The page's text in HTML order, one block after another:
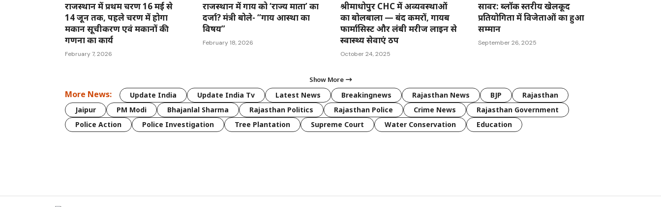
राजस्थान में प्रथम चरण 16 मई से
14 जून तक, पहले चरण में होगा
मकान सूचीकरण एवं मकानों की
गणना का कार्य
February 7, 2026
राजस्थान में गाय को ‘राज्य माता’ का
दर्जा? मंत्री बोले- “गाय आस्था का
विषय”
February 18, 2026
श्रीमाधोपुर CHC में अव्यवस्थाओं
का बोलबाला — बंद कमरों, गायब
फार्मासिस्ट और लंबी मरीज लाइन से
स्वास्थ्य सेवाएं ठप
October 24, 2025
सावर: ब्लॉक स्तरीय खेलकूद
प्रतियोगिता में विजेताओं का हुआ
सम्मान
September 26, 2025
Show More
More News: Update India Update India Tv Latest News Breakingnews Rajasthan News BJP
Rajasthan
Jaipur
PM Modi Bhajanlal Sharma Rajasthan Politics Rajasthan Police Crime News
Rajasthan Government
Police Action
Police Investigation Tree Plantation Supreme Court Water Conservation Education